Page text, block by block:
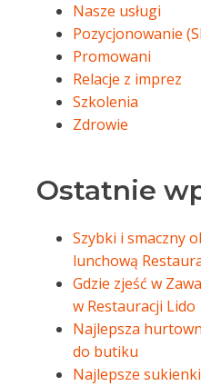
Nasze usługi
Pozycjonowanie
Promowani
Relacje z imprez
Szkolenia
Zdrowie
Ostatnie
Szybki i smaczny
lunchową
Gdzie zjeść w
w Restauracji Lido
Najlepsza
do butiku
Najlepsze